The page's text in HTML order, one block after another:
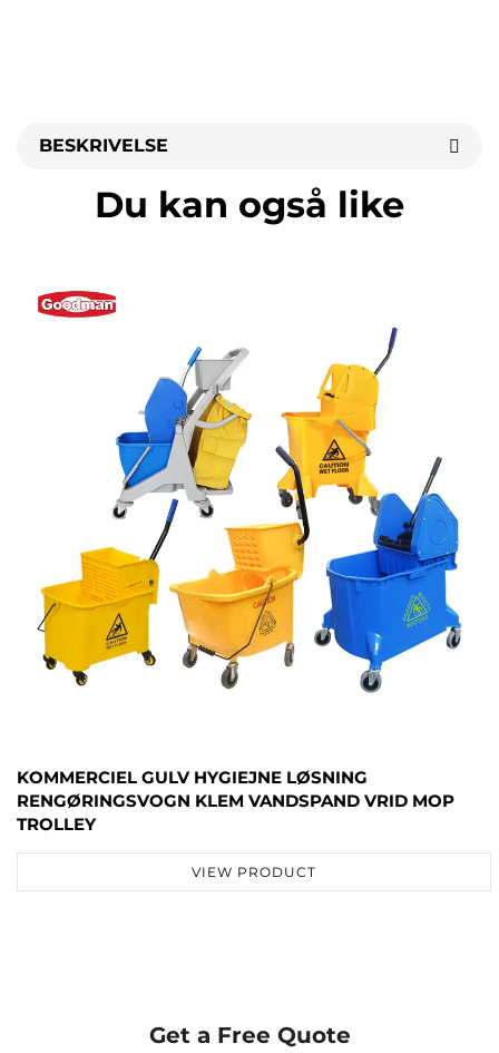
BESKRIVELSE
Du kan også like
KOMMERCIEL GULV HYGIEJNE LØSNING
RENGØRINGSVOGN KLEM VANDSPAND VRID MOP
TROLLEY
VIEW PRODUCT
Get a Free Quote